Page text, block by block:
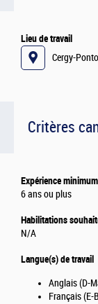
Lieu de travail
Cergy-
Critères
Expérience minimum
6 ans ou plus
Habilitations
N/A
Langue(s) de travail
Anglais (D-
Français (E-